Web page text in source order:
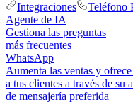
Integraciones
Teléfono
Agente de IA
Gestiona las preguntas
más frecuentes
WhatsApp
Aumenta las ventas y ofrece
a tus clientes a través de su
de mensajería preferida